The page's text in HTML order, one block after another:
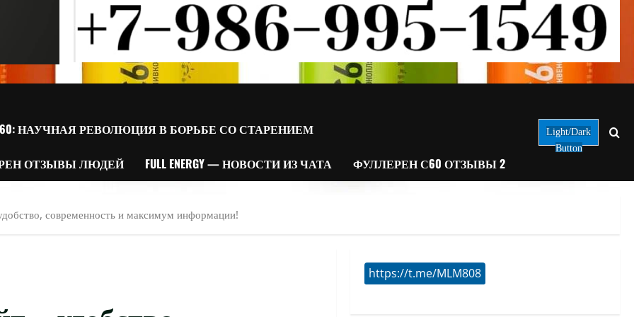
НАУЧНАЯ РЕВОЛЮЦИЯ В БОРЬБЕ СО СТАРЕНИЕМ
ОТЗЫВЫ ЛЮДЕЙ FULL ENERGY — НОВОСТИ ИЗ ЧАТА ФУЛЛЕРЕН С60 ОТЗЫВЫ 2
Light/Dark
Button
современность и максимум информации!
https://t.me/MLM808